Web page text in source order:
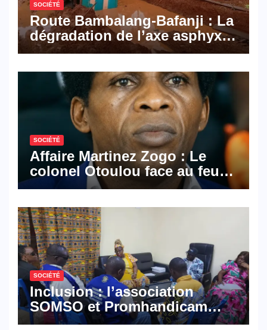
SOCIÉTÉ
Route Bambalang-Bafanji : La
dégradation de l’axe asphyxie
les activités économiques
SOCIÉTÉ
Affaire Martinez Zogo : Le
colonel Otoulou face au feu
croisé des avocats de la
SOCIÉTÉ
Inclusion : l’association
SOMSO et Promhandicam
militent en faveur d’une